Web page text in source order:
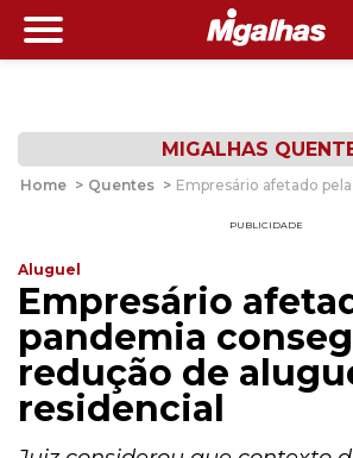
MIGALHAS
Home > Quentes > Empresário afetado
PUBLICIDADE
Aluguel
Empresário
pandemia
redução de
residencial